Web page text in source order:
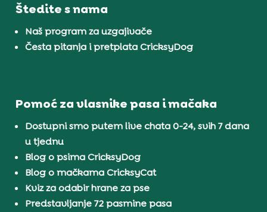
Štedite s nama
Naš program za uzgajivače
Česta pitanja i pretplata CricksyDog
Pomoć za vlasnike pasa i mačaka
Dostupni smo putem live chata 0-24, svih 7 dana
u tjednu
Blog o psima CricksyDog
Blog o mačkama CricksyCat
Kviz za odabir hrane za pse
Predstavljanje 72 pasmine pasa